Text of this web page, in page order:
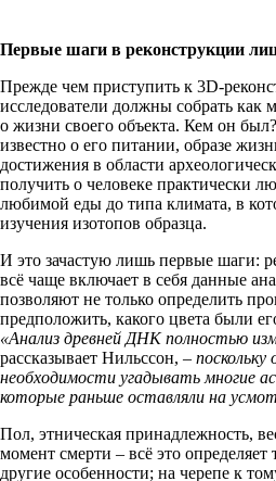
Первые шаги в реконструкции
Прежде чем приступить к 3D-
исследователи должны собрать
о жизни своего объекта. Кем он
известно о его питании, образе
достижения в области
получить о человеке практически
любимой еды до типа климата, в
изучения изотопов образца.
И это зачастую лишь первые шаги:
всё чаще включает в себя данные
позволяют не только определить
предположить, какого цвета были
«Анализ древней ДНК полностью
рассказывает Нильссон, – поскольку
необходимости угадывать многие
которые раньше оставляли на
Пол, этническая принадлежность,
момент смерти – всё это
другие особенности; на черепе к